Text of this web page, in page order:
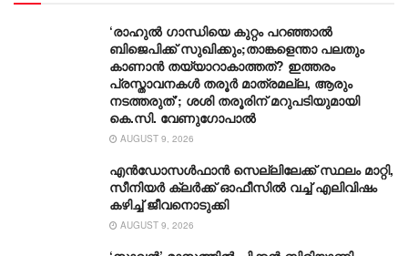
‘രാഹുൽ ഗാന്ധിയെ കുറ്റം പറഞ്ഞാൽ
ബിജെപിക്ക് സുഖിക്കും;താങ്കളെന്താ പലതും
കാണാൻ തയ്യാറാകാത്തത്? ഇത്തരം
പ്രസ്താവനകൾ തരൂർ മാത്രമല്ല, ആരും
നടത്തരുത്’; ശശി തരൂരിന് മറുപടിയുമായി
കെ.സി. വേണുഗോപാൽ
AUGUST 9, 2026
എൻഡോസൾഫാൻ സെല്ലിലേക്ക് സ്ഥലം മാറ്റി,
സീനിയർ ക്ലർക്ക് ഓഫീസിൽ വച്ച് എലിവിഷം
കഴിച്ച് ജീവനൊടുക്കി
AUGUST 9, 2026